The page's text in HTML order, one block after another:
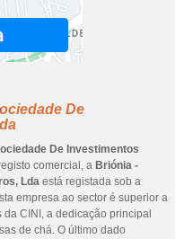
De
De Investimentos
comercial, a Briónia -
Lda está registada sob a
empresa ao sector é superior a
CINI, a dedicação principal
de chá. O último dado